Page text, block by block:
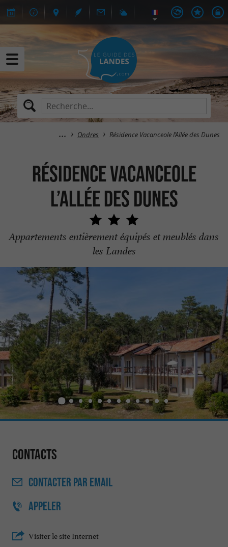
Ondres Résidence Vacanceole l’Allée des Dunes
Résidence Vacanceole
l’Allée des Dunes
Appartements entièrement équipés et meublés dans
les Landes
Contacts
CONTACTER PAR EMAIL
APPELER
Visiter le site Internet